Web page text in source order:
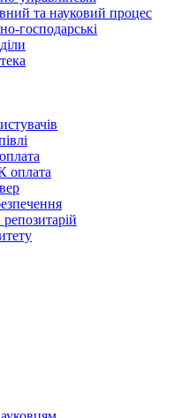
та науковий процес
господарські